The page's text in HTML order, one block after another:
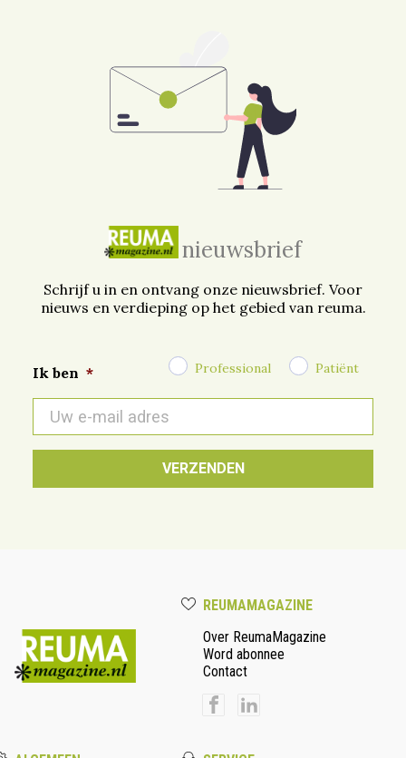
nieuwsbrief
Schrijf u in en ontvang onze nieuwsbrief. Voor
nieuws en verdieping op het gebied van reuma.
Ik ben * Professional Patiënt
mail
*
REUMAMAGAZINE
Over ReumaMagazine
Word abonnee
Contact